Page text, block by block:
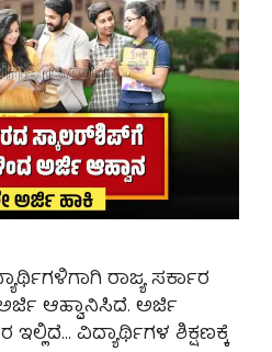
ರಾಜ್ಯ ಸರ್ಕಾರ
ಆಹ್ವಾನಿಸಿದೆ. ಅರ್ಜಿ
ವಿದ್ಯಾರ್ಥಿಗಳ ಶಿಕ್ಷಣಕ್ಕೆ